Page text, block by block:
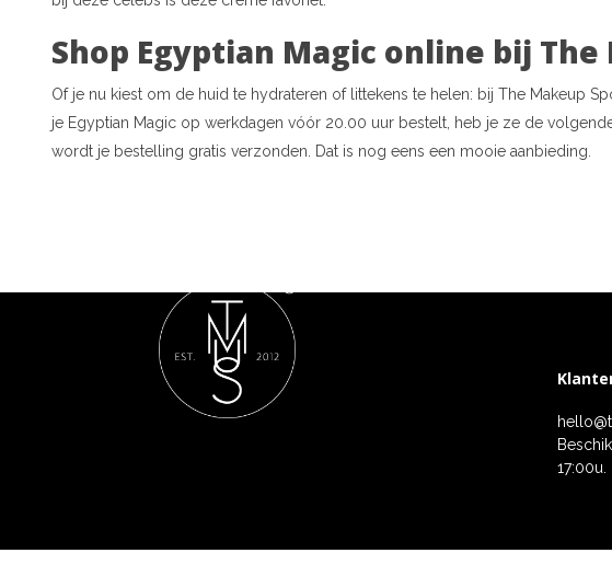
Shop Egyptian Magic online bij The
Of je nu kiest om de huid te hydrateren of littekens te helen: bij The Makeup
je Egyptian Magic op werkdagen vóór 20.00 uur bestelt, heb je ze de
wordt je bestelling gratis verzonden. Dat is nog eens een mooie aanbieding.
17:00u.